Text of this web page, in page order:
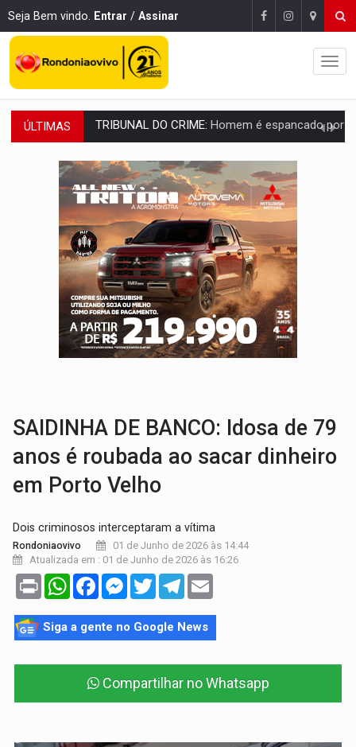
Seja Bem vindo. Entrar / Assinar
ÚLTIMAS VÍDEO:Perseguição é registrada no shopping após colombiana furtar
LUDOPATIA:Apostas online começam a afetar produtividade e rotina
REFLORESTAMENTO:Plantar árvores não será mais suficiente para
OVNIS NA LUA:Cientistas alertam para possível base secreta no satélite
ACABOU COM PEUGEOT:Incêndio destrói carro que era rebocado para oficina
VÍDEO:Ladrão é filmado furtando moto na frente do bar
BOLSAS DE PESQUISA:Iniciativa Amazônia+10 lança chamada para fortalecer
MATERIAL:Brasil tem grandes reservas de urânio, mas produz pouco e
SAIDINHA DE BANCO: Idosa de 79
anos é roubada ao sacar dinheiro
em Porto Velho
Dois criminosos interceptaram a vítima
Rondoniaovivo
01 de Junho de 2026 às 14:44
Atualizada em : 01 de Junho de 2026 às 16:26
Print WhatsAppFacebookMessenger
TwitterTelegram
Siga a gente no Google News
Compartilhar no Whatsapp